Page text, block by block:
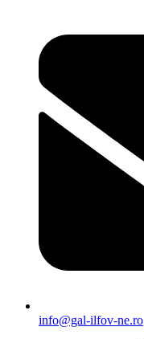
info@gal-ilfov-ne.ro